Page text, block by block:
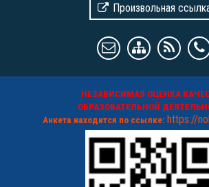
Произвольная
НЕЗАВИСИМАЯ ОЦЕНКА
ОБРАЗОВАТЕЛЬНОЙ
Анкета находится по ссылке: https://